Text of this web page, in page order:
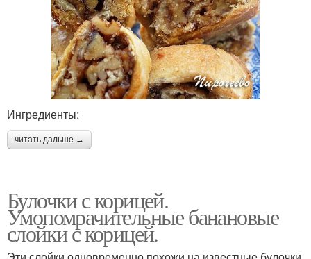
Ингредиенты:
читать дальше →
Булочки с корицей.
Умопомрачительные банановые
слойки с корицей.